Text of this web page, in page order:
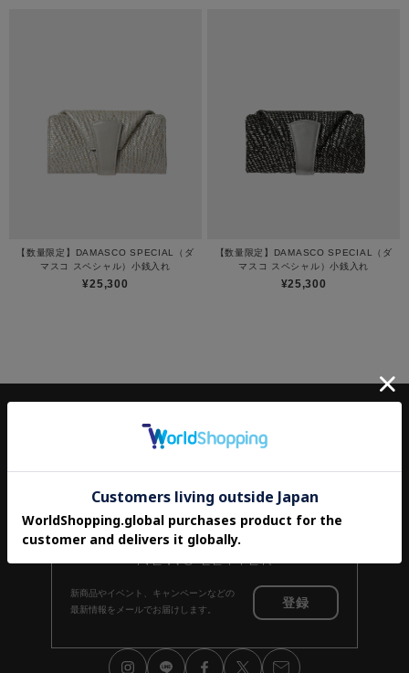
【数量限定】DAMASCO SPECIAL（ダ
マスコ スペシャル）小銭入れ
¥25,300
【数量限定】DAMASCO SPECIAL（ダ
マスコ スペシャル）小銭入れ
¥25,300
ITEM
OTHERSALE
NEWS LETTER
新商品やイベント、キャンペーンなどの
最新情報をメールでお届けします。
登録